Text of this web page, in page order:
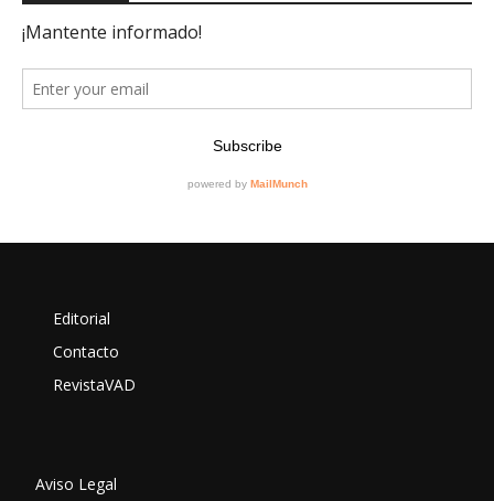
Editorial
Contacto
RevistaVAD
Aviso Legal